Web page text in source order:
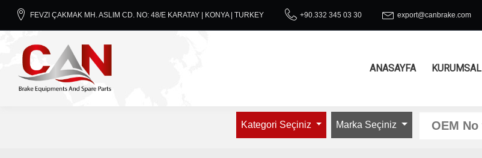
FEVZI ÇAKMAK MH. ASLIM CD. NO: 48/E KARATAY | KONYA | TURKEY +90.332 345 03 30 export@canbrake.com
ANASAYFA KURUMSAL
Kategori Seçiniz Marka Seçiniz